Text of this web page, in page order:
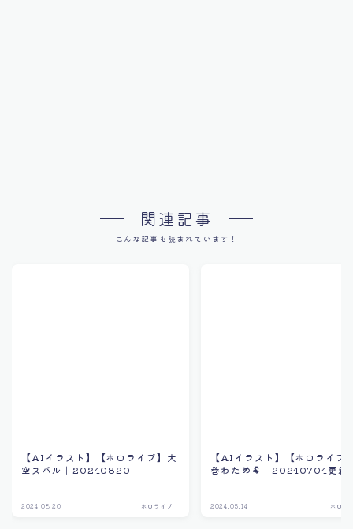
関連記事
こんな記事も読まれています！
【AIイラスト】【ホロライブ】大
空スバル｜20240820
2024.08.20 ホロライブ
【AIイラスト】【ホロライブ
巻わため🐏｜20240704更新
2024.05.14 ホロラ